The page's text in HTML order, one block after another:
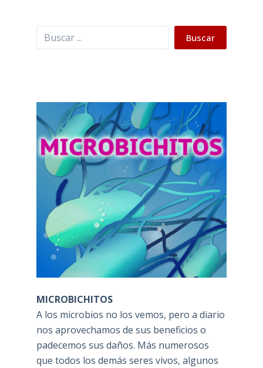
Buscar Buscar
MICROBICHITOS
A los microbios no los vemos, pero a diario
nos aprovechamos de sus beneficios o
padecemos sus daños. Más numerosos
que todos los demás seres vivos, algunos